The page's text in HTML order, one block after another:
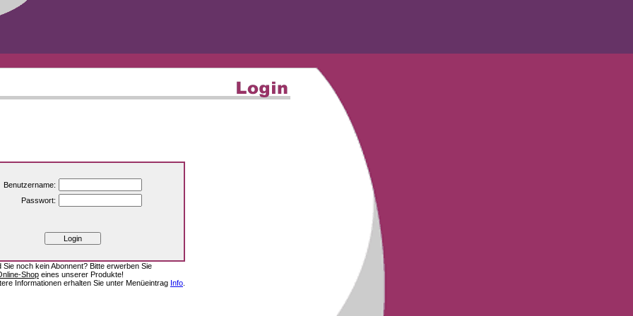
Benutzername:
Passwort:
Sie noch kein Abonnent? Bitte erwerben Sie
Shop eines unserer Produkte!
Informationen erhalten Sie unter Menüeintrag Info